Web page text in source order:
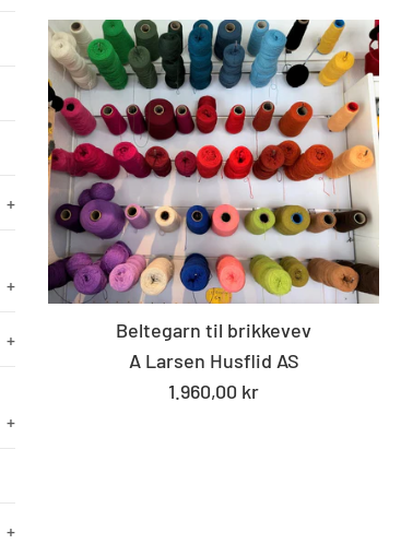
+
+
+
+
+
Beltegarn til brikkevev
A Larsen Husflid AS
Standard
1.960,00 kr